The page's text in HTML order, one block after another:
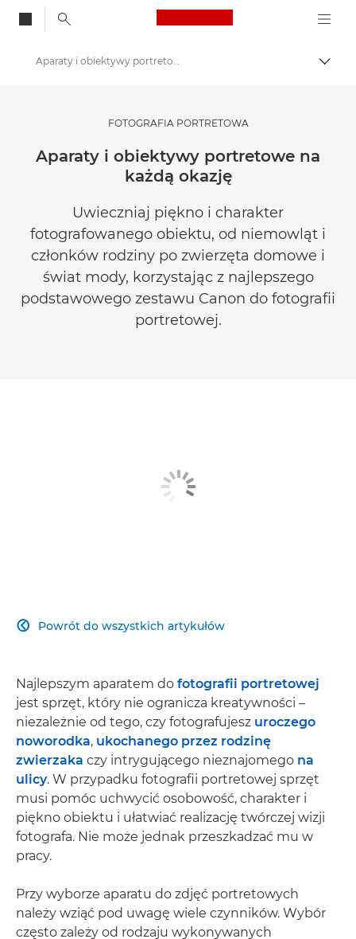
Canon Logo, back
Zainspiruj się | Wskazówki dotyczące fotografii i wydruku oraz przewodniki dla kupujących
Wskazówki i techniki dotyczące fotografii i drukowania
Aparaty i obiektywy portretowe na każdą okazję
FOTOGRAFIA PORTRETOWA
Aparaty i obiektywy portretowe na
każdą okazję
Uwieczniaj piękno i charakter
fotografowanego obiektu, od niemowląt i
członków rodziny po zwierzęta domowe i
świat mody, korzystając z najlepszego
podstawowego zestawu Canon do fotografii
portretowej.
Powrót do wszystkich artykułów

Najlepszym aparatem do fotografii portretowej
jest sprzęt, który nie ogranicza kreatywności –
niezależnie od tego, czy fotografujesz uroczego
noworodka, ukochanego przez rodzinę
zwierzaka czy intrygującego nieznajomego na
ulicy. W przypadku fotografii portretowej sprzęt
musi pomóc uchwycić osobowość, charakter i
piękno obiektu i ułatwiać realizację twórczej wizji
fotografa. Nie może jednak przeszkadzać mu w
pracy.
Przy wyborze aparatu do zdjęć portretowych
należy wziąć pod uwagę wiele czynników. Wybór
często zależy od rodzaju wykonywanych